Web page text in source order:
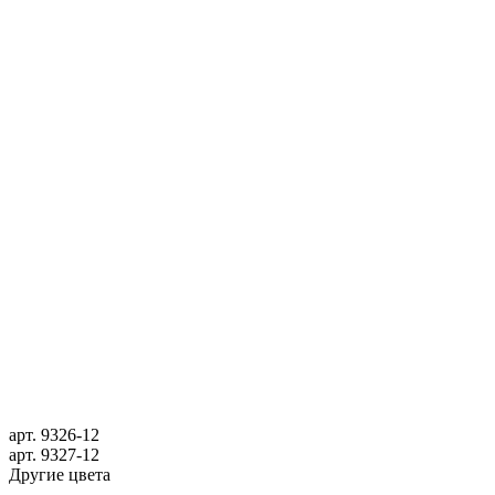
арт. 9326-12
арт. 9327-12
Другие цвета